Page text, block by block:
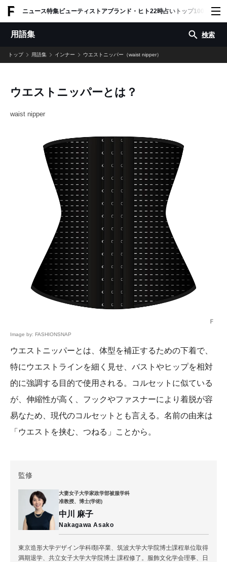
ニュース特集ビューティ ストアブランド・ヒト22時占い トップ100 スナッ
用語集 検索
トップ 用語集 インナー ウエストニッパー（waist nipper）
ウエストニッパーとは？
waist nipper
Image by: FASHIONSNAP
ウエストニッパーとは、体型を補正するための下着で、
特にウエストラインを細く見せ、バストやヒップを相対
的に強調する目的で使用される。コルセットに似ている
が、伸縮性が高く、フックやファスナーにより着脱が容
易なため、現代のコルセットとも言える。名前の由来は
「ウエストを挟む、つねる」ことから。
監修
大妻女子大学家政学部被服学科
准教授、博士(学術)
中川 麻子
Nakagawa Asako
東京造形大学デザイン学科I類卒業、筑波大学大学院博士課程単位取得
満期退学、共立女子大学大学院博士 課程修了。服飾文化学会理事、日